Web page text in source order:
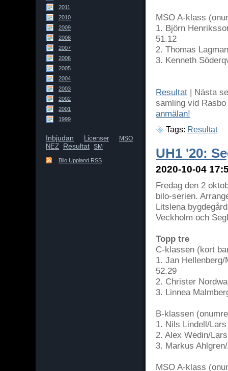
2011
2010
2009
2008
2007
2006
2005
2004
2003
2002
2001
1999
Inbjudan Licenser MSO
NEZ Resultat SM
Bilo Uppland RSS
MSO A-klass
1. Björn
51.12
2. Thomas
3. Kenneth
Resultat | Nästa
samling vid
anmälan!
Tags: Resultat
UH1 '20:
2020-10-04
Fredag den 2
bilo-serien.
Litslena
Veckholm och
Topp tre
C-klassen (kort
1. Jan
52.29
2. Christer
3. Linnea
B-klassen
1. Nils Lindell/
2. Alex Wedin/
3. Markus
MSO A-klass